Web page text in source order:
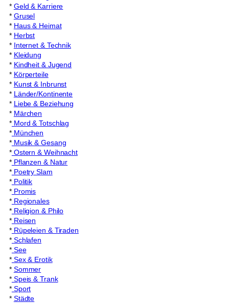
* Geld & Karriere
* Grusel
* Haus & Heimat
* Herbst
* Internet & Technik
* Kleidung
* Kindheit & Jugend
* Körperteile
* Kunst & Inbrunst
* Länder/Kontinente
* Liebe & Beziehung
* Märchen
*Mord & Totschlag
*München
*Musik & Gesang
*Ostern & Weihnacht
*Pflanzen & Natur
*Poetry Slam
*Politik
*Promis
*Regionales
*Religion & Philo
*Reisen
*Rüpeleien & Tiraden
*Schlafen
*See
*Sex & Erotik
* Sommer
*Speis & Trank
*Sport
* Städte